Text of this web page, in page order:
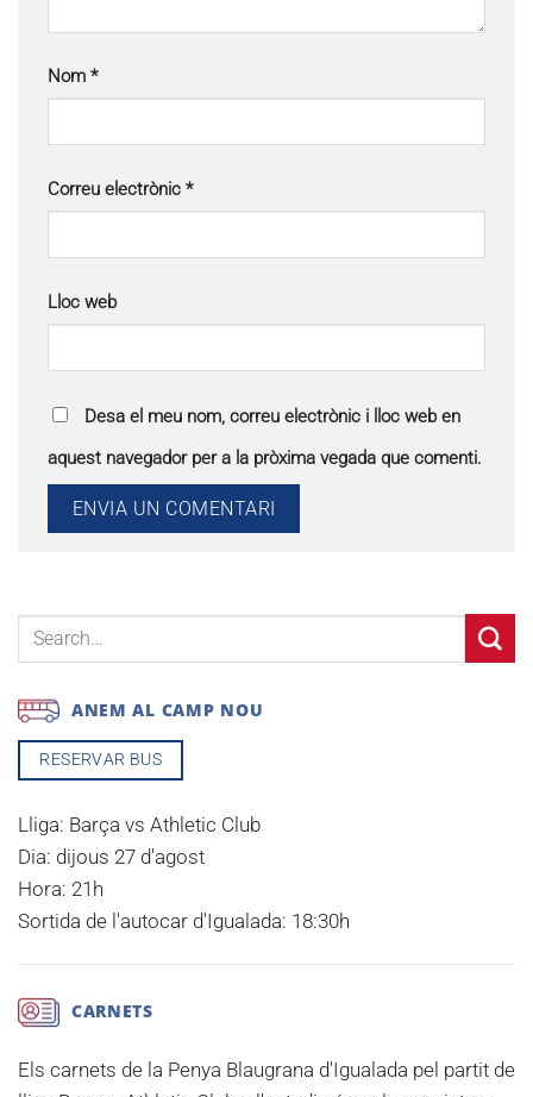
Nom *
Correu electrònic *
Lloc web
Desa el meu nom, correu electrònic i lloc web en
aquest navegador per a la pròxima vegada que comenti.
ANEM AL CAMP NOU
RESERVAR BUS
Lliga: Barça vs Athletic Club
Dia: dijous 27 d'agost
Hora: 21h
Sortida de l'autocar d'Igualada: 18:30h
CARNETS
Els carnets de la Penya Blaugrana d'Igualada pel partit de